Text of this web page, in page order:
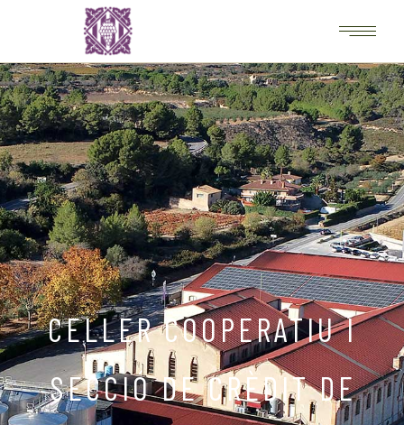
CELLER COOPERATIU I
SECCIÓ DE CRÈDIT DE